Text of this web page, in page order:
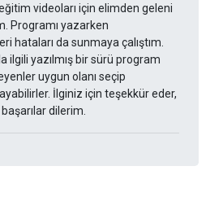
videoları için elimden geleni
Programı yazarken
hataları da sunmaya çalıştım.
ilgili yazılmış bir sürü program
uygun olanı seçip
İlginiz için teşekkür eder,
başarılar dilerim.